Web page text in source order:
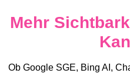
Mehr
Ob Google SGE, Bing AI,